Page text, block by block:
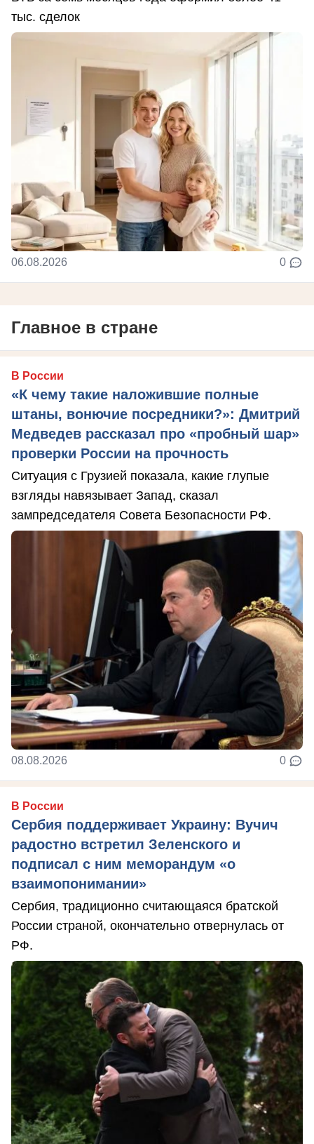
тыс. сделок
06.08.2026 0
Главное в стране
В России
«К чему такие наложившие полные
штаны, вонючие посредники?»: Дмитрий
Медведев рассказал про «пробный шар»
проверки России на прочность
Ситуация с Грузией показала, какие глупые
взгляды навязывает Запад, сказал
зампредседателя Совета Безопасности РФ.
08.08.2026 0
В России
Сербия поддерживает Украину: Вучич
радостно встретил Зеленского и
подписал с ним меморандум «о
взаимопонимании»
Сербия, традиционно считающаяся братской
России страной, окончательно отвернулась от
РФ.